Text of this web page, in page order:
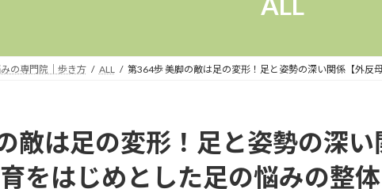
の専門院｜歩き方 ALL 第364歩 美脚の敵は足の変形！足と姿勢の深い関係【外
敵は足の変形！足と姿勢の深い
育をはじめとした足の悩みの整体